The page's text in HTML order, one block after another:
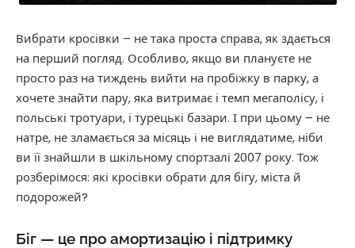
Вибрати кросівки – не така проста справа, як здається
на перший погляд. Особливо, якщо ви плануєте не
просто раз на тиждень вийти на пробіжку в парку, а
хочете знайти пару, яка витримає і темп мегаполісу, і
польські тротуари, і турецькі базари. І при цьому – не
натре, не зламається за місяць і не виглядатиме, ніби
ви її знайшли в шкільному спортзалі 2007 року. Тож
розберімося: які кросівки обрати для бігу, міста й
подорожей?
Біг — це про амортизацію і підтримку